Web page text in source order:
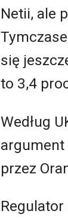
Netii, ale
się
to 3,4
Według
argument
przez